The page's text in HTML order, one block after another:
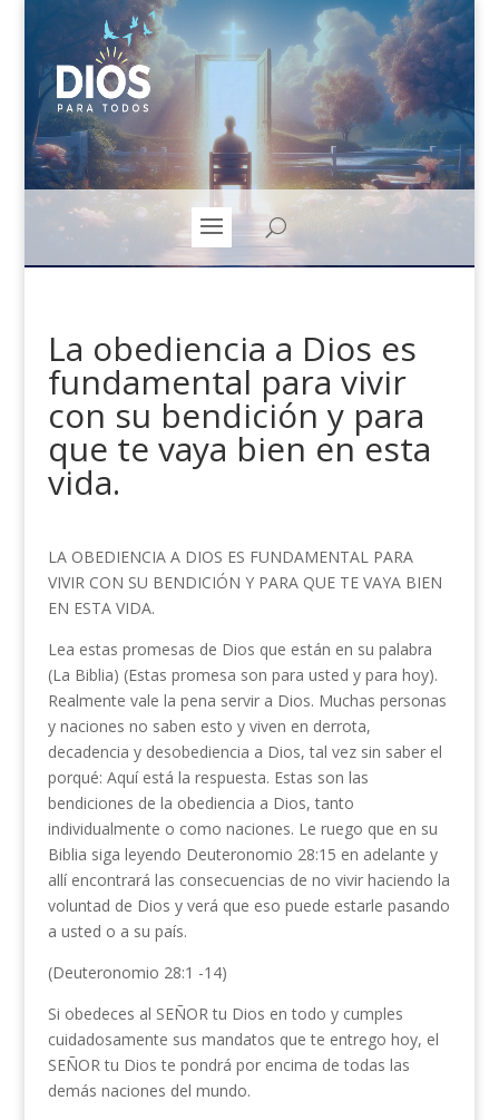
La obediencia a Dios es
fundamental para vivir
con su bendición y para
que te vaya bien en esta
vida.
LA OBEDIENCIA A DIOS ES FUNDAMENTAL PARA
VIVIR CON SU BENDICIÓN Y PARA QUE TE VAYA BIEN
EN ESTA VIDA.
Lea estas promesas de Dios que están en su palabra
(La Biblia) (Estas promesa son para usted y para hoy).
Realmente vale la pena servir a Dios. Muchas personas
y naciones no saben esto y viven en derrota,
decadencia y desobediencia a Dios, tal vez sin saber el
porqué: Aquí está la respuesta. Estas son las
bendiciones de la obediencia a Dios, tanto
individualmente o como naciones. Le ruego que en su
Biblia siga leyendo Deuteronomio 28:15 en adelante y
allí encontrará las consecuencias de no vivir haciendo la
voluntad de Dios y verá que eso puede estarle pasando
a usted o a su país.
(Deuteronomio 28:1 -14)
Si obedeces al SEÑOR tu Dios en todo y cumples
cuidadosamente sus mandatos que te entrego hoy, el
SEÑOR tu Dios te pondrá por encima de todas las
demás naciones del mundo.